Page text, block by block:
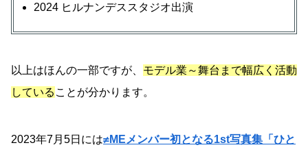
2024 ヒルナンデススタジオ出演
以上はほんの一部ですが、 モデル業～舞台まで幅広く活動
している ことが分かります。
2023年7月5日には≠MEメンバー初となる1st写真集「ひと